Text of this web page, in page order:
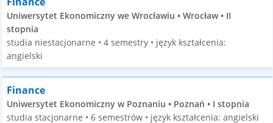
Uniwersytet Ekonomiczny we Wrocławiu • Wrocław • II
stopnia
studia niestacjonarne • 4 semestry • język kształcenia:
angielski
Finance
Uniwersytet Ekonomiczny w Poznaniu • Poznań • I stopnia
studia stacjonarne • 6 semestrów • język kształcenia: angielski